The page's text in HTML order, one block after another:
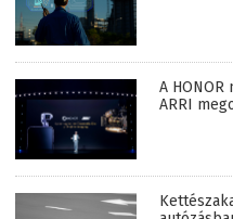
A
ARRI